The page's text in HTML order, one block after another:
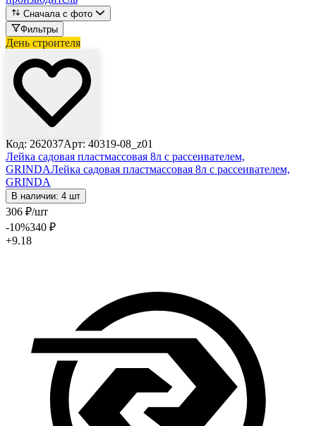
Сначала с фото
Фильтры
День строителя
Код: 262037Арт: 40319-08_z01
Лейка садовая пластмассовая 8л с рассеивателем,
GRINDAЛейка садовая пластмассовая 8л с рассеивателем,
GRINDA
В наличии: 4 шт
306 ₽/шт
-10%340 ₽
+9.18